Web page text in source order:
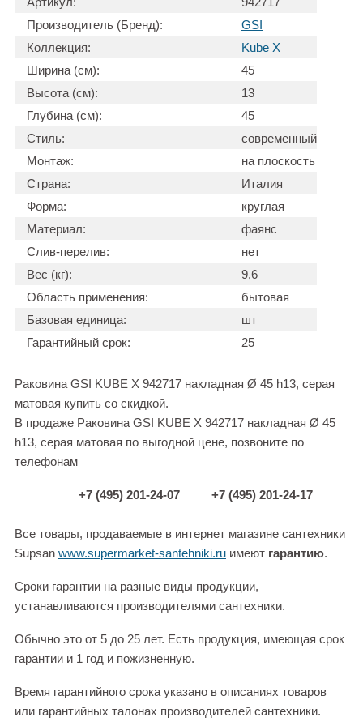
Производитель (Бренд):
GSI
Коллекция:
Kube X
Ширина (см):
45
Высота (см):
13
Глубина (см):
45
Стиль:
современный
Монтаж:
на плоскость
Страна:
Италия
Форма:
круглая
Материал:
фаянс
Слив-перелив:
нет
Вес (кг):
9,6
Область применения:
бытовая
Базовая единица:
шт
Гарантийный срок:
25
Раковина GSI KUBE X 942717 накладная Ø 45 h13, серая
матовая купить со скидкой.
В продаже Раковина GSI KUBE X 942717 накладная Ø 45
h13, серая матовая по выгодной цене, позвоните по
телефонам
+7 (495) 201-24-07 +7 (495) 201-24-17
Все товары, продаваемые в интернет магазине сантехники
Supsan www.supermarket-santehniki.ru имеют гарантию.
Сроки гарантии на разные виды продукции,
устанавливаются производителями сантехники.
Обычно это от 5 до 25 лет. Есть продукция, имеющая срок
гарантии и 1 год и пожизненную.
Время гарантийного срока указано в описаниях товаров
или гарантийных талонах производителей сантехники.